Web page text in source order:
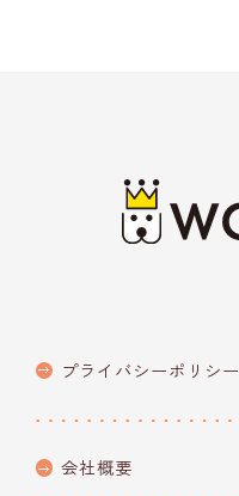
プライバシーポリシー
会社概要